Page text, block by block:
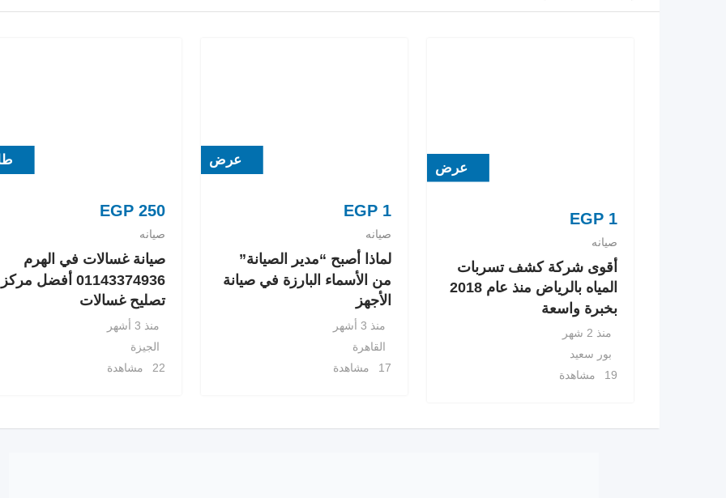
عرض
EGP 1
صيانه
أقوى شركة كشف تسربات
المياه بالرياض منذ عام 2018
بخبرة واسعة
منذ 2 شهر
بور سعيد
19 مشاهدة
عرض
EGP1
صيانه
لماذا أصبح “مدير الصيانة”
من الأسماء البارزة في صيانة
الأجهز
منذ 3 أشهر
القاهرة
17 مشاهدة
EGP250
صيانه
صيانة غسالات في الهرم
01143374936 أفضل مركز
تصليح غسالات
منذ 3 أشهر
الجيزة
22 مشاهدة